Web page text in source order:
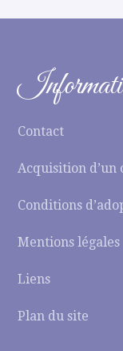
Contact
Acquisition d’un
Conditions
Mentions légales
Liens
Plan du site